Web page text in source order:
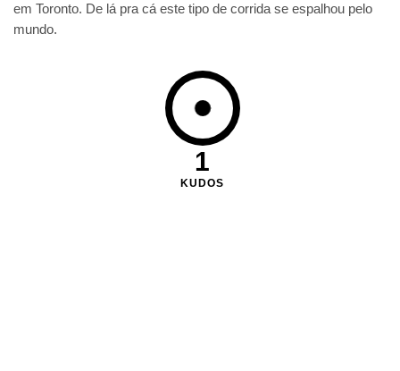
em Toronto. De lá pra cá este tipo de corrida se espalhou pelo
mundo.
1
KUDOS